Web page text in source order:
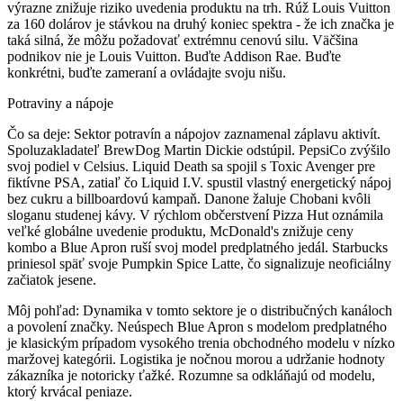
výrazne znižuje riziko uvedenia produktu na trh. Rúž Louis Vuitton
za 160 dolárov je stávkou na druhý koniec spektra - že ich značka je
taká silná, že môžu požadovať extrémnu cenovú silu. Väčšina
podnikov nie je Louis Vuitton. Buďte Addison Rae. Buďte
konkrétni, buďte zameraní a ovládajte svoju nišu.
Potraviny a nápoje
Čo sa deje: Sektor potravín a nápojov zaznamenal záplavu aktivít.
Spoluzakladateľ BrewDog Martin Dickie odstúpil. PepsiCo zvýšilo
svoj podiel v Celsius. Liquid Death sa spojil s Toxic Avenger pre
fiktívne PSA, zatiaľ čo Liquid I.V. spustil vlastný energetický nápoj
bez cukru a billboardovú kampaň. Danone žaluje Chobani kvôli
sloganu studenej kávy. V rýchlom občerstvení Pizza Hut oznámila
veľké globálne uvedenie produktu, McDonald's znižuje ceny
kombo a Blue Apron ruší svoj model predplatného jedál. Starbucks
priniesol späť svoje Pumpkin Spice Latte, čo signalizuje neoficiálny
začiatok jesene.
Môj pohľad: Dynamika v tomto sektore je o distribučných kanáloch
a povolení značky. Neúspech Blue Apron s modelom predplatného
je klasickým prípadom vysokého trenia obchodného modelu v nízko
maržovej kategórii. Logistika je nočnou morou a udržanie hodnoty
zákazníka je notoricky ťažké. Rozumne sa odkláňajú od modelu,
ktorý krvácal peniaze.